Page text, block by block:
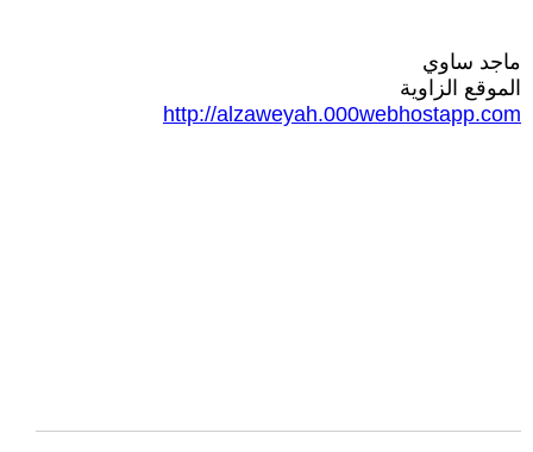
ماجد ساوي
الموقع الزاوية
http://alzaweyah.000webhostapp.com